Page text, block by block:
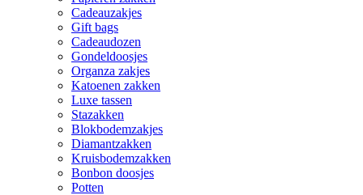
Cadeauzakjes
Gift bags
Cadeaudozen
Gondeldoosjes
Organza zakjes
Katoenen zakken
Luxe tassen
Stazakken
Blokbodemzakjes
Diamantzakken
Kruisbodemzakken
Bonbon doosjes
Potten